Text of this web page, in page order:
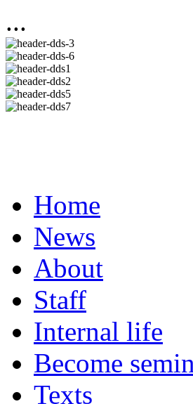
...
Home
News
About
Staff
Internal life
Become
Texts